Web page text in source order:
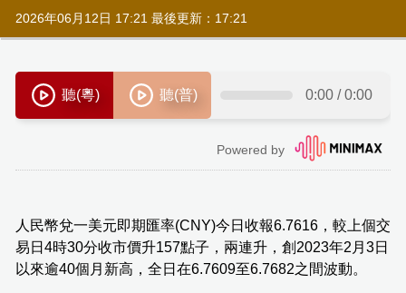
2026年06月12日 17:21 最後更新：17:21
人民幣兌一美元即期匯率(CNY)今日收報6.7616，較上個交
易日4時30分收市價升157點子，兩連升，創2023年2月3日
以來逾40個月新高，全日在6.7609至6.7682之間波動。